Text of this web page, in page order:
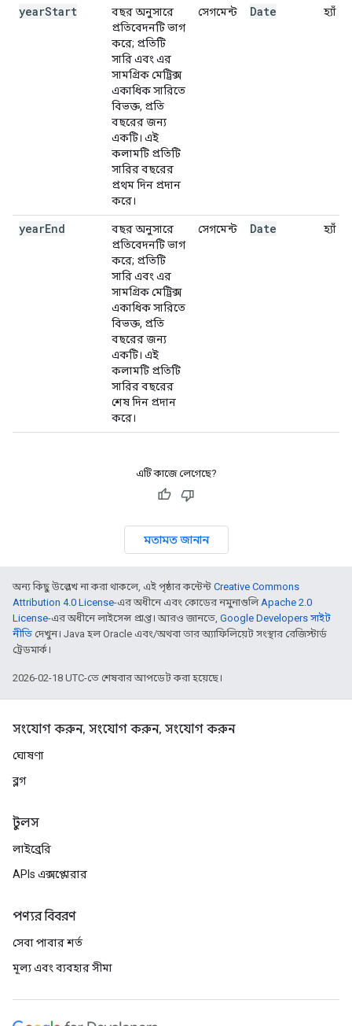
yearStart
বছর অনুসারে
প্রতিবেদনটি ভাগ
করে; প্রতিটি
সারি এবং এর
সামগ্রিক মেট্রিক্স
একাধিক সারিতে
বিভক্ত, প্রতি
বছরের জন্য
একটি। এই
কলামটি প্রতিটি
সারির বছরের
প্রথম দিন প্রদান
করে।
সেগমেন্ট Date হ্যাঁ
yearEnd
বছর অনুসারে
প্রতিবেদনটি ভাগ
করে; প্রতিটি
সারি এবং এর
সামগ্রিক মেট্রিক্স
একাধিক সারিতে
বিভক্ত, প্রতি
বছরের জন্য
একটি। এই
কলামটি প্রতিটি
সারির বছরের
শেষ দিন প্রদান
করে।
সেগমেন্ট Date হ্যাঁ
এটি কাজে লেগেছে?
মতামত জানান
অন্য কিছু উল্লেখ না করা থাকলে, এই পৃষ্ঠার কন্টেন্ট Creative Commons
Attribution 4.0 License-এর অধীনে এবং কোডের নমুনাগুলিApache 2.0
License-এর অধীনে লাইসেন্স প্রাপ্ত। আরও জানতে, Google Developers সাইট
নীতি দেখুন। Java হল Oracle এবং/অথবা তার অ্যাফিলিয়েট সংস্থার রেজিস্টার্ড
ট্রেডমার্ক।
2026-02-18 UTC-তে শেষবার আপডেট করা হয়েছে।
সংযোগ করুন, সংযোগ করুন, সংযোগ করুন
ঘোষণা
ব্লগ
টুলস
লাইব্রেরি
APIs এক্সপ্লোরার
পণ্যর বিবরণ
সেবা পাবার শর্ত
মূল্য এবং ব্যবহার সীমা